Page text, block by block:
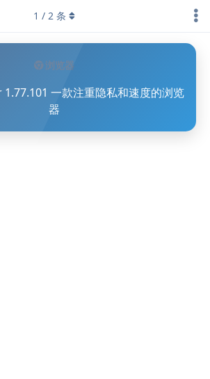
浏览器
一款注重隐私和速度的浏览
器
1 / 2 条